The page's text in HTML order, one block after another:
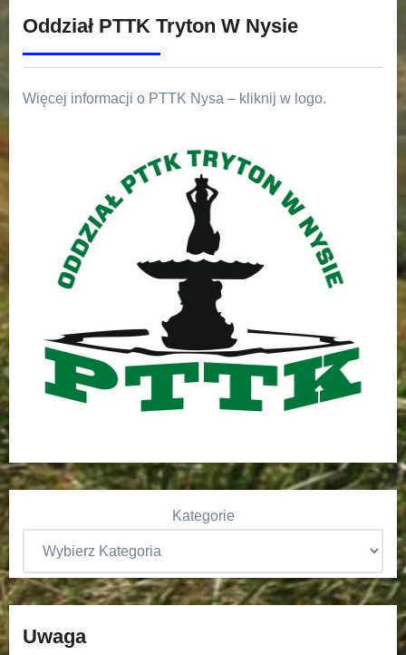
Oddział PTTK Tryton W Nysie
Więcej informacji o PTTK Nysa – kliknij w logo.
Kategorie
Uwaga